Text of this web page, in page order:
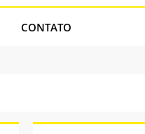
CONTATO